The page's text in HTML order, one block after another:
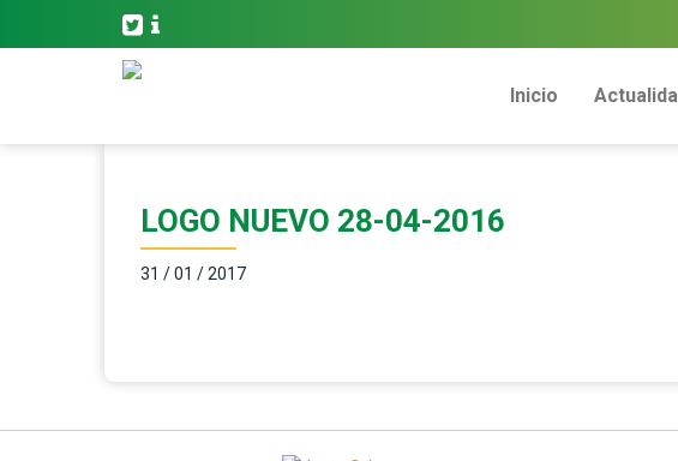
Inicio
LOGO NUEVO 28-04-2016
31 / 01 / 2017